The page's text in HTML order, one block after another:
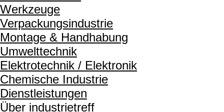
Werkzeuge
Verpackungsindustrie
Montage & Handhabung
Umwelttechnik
Elektrotechnik / Elektronik
Chemische Industrie
Dienstleistungen
Über industrietreff